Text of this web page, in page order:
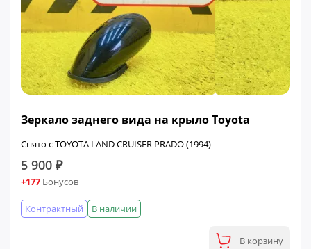
Зеркало заднего вида на крыло Toyota
Снято с TOYOTA LAND CRUISER PRADO (1994)
5 900 ₽
+177 Бонусов
В наличии
Контрактный
В корзину